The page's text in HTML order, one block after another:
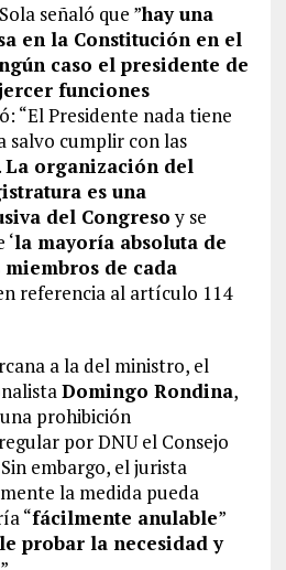
señaló que ”hay una
en la Constitución en el
caso el presidente de
funciones
“El Presidente nada tiene
salvo cumplir con las
La organización del
es una
del Congresoy se
la mayoría absoluta de
de cada
referencia al artículo 114
a la del ministro, el
Domingo Rondina,
prohibición
por DNU el Consejo
embargo, el jurista
la medida pueda
“fácilmente anulable”
probar la necesidad y